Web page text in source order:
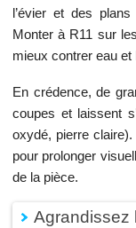
l’évier et des
Monter à R11 sur
mieux contrer eau et
En crédence, de
coupes et laissent
oxydé, pierre
pour prolonger
de la pièce.